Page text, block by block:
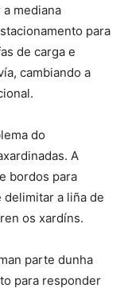
mediana
para
de carga e
cambiando a
do
A
bordos para
a liña de
os xardíns.
parte dunha
para responder